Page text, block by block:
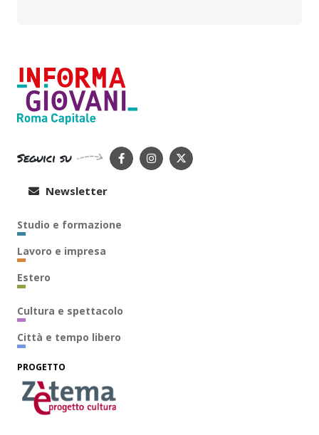
Seguici su
Newsletter
Studio e formazione
Lavoro e impresa
Estero
Cultura e spettacolo
Città e tempo libero
PROGETTO